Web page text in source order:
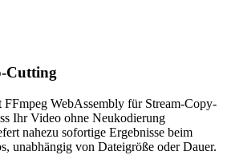
Cutting
WebAssembly für Stream-Copy-
Ihr Video ohne Neukodierung
nahezu sofortige Ergebnisse beim
unabhängig von Dateigröße oder Dauer.